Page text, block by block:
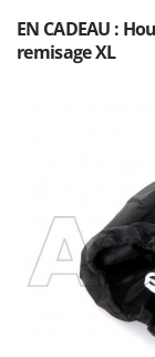
Omas
Ompagrill
Palazzetti
Palumbo
Partisani
Paterlini
EN CADEAU :
remisage XL